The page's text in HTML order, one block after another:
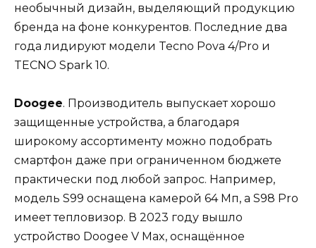
необычный дизайн, выделяющий продукцию
бренда на фоне конкурентов. Последние два
года лидируют модели Tecno Pova 4/Pro и
TECNO Spark 10.
Doogee. Производитель выпускает хорошо
защищенные устройства, а благодаря
широкому ассортименту можно подобрать
смартфон даже при ограниченном бюджете
практически под любой запрос. Например,
модель S99 оснащена камерой 64 Мп, а S98 Pro
имеет тепловизор. В 2023 году вышло
устройство Doogee V Max, оснащённое